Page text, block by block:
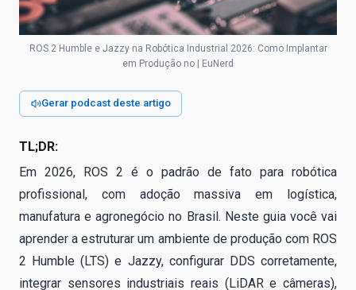
ROS 2 Humble e Jazzy na Robótica Industrial 2026: Como Implantar
em Produção no | EuNerd
Gerar podcast deste artigo
TL;DR:
Em 2026, ROS 2 é o padrão de fato para robótica
profissional, com adoção massiva em logística,
manufatura e agronegócio no Brasil. Neste guia você vai
aprender a estruturar um ambiente de produção com ROS
2 Humble (LTS) e Jazzy, configurar DDS corretamente,
integrar sensores industriais reais (LiDAR e câmeras),